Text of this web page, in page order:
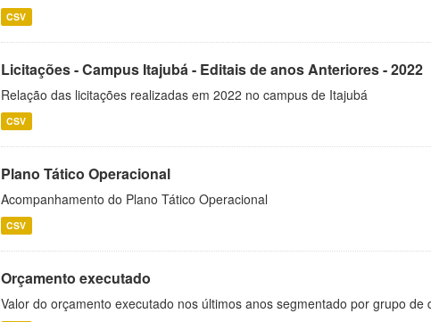
CSV
Licitações - Campus Itajubá - Editais de anos Anteriores - 2022
Relação das licitações realizadas em 2022 no campus de Itajubá
CSV
Plano Tático Operacional
Acompanhamento do Plano Tático Operacional
CSV
Orçamento executado
Valor do orçamento executado nos últimos anos segmentado por grupo de